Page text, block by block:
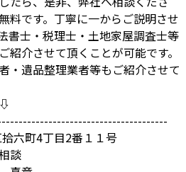
料です。丁寧に一からご説明させ
書士・税理士・土地家屋調査士等
紹介させて頂くことが可能です。
・遺品整理業者等もご紹介させて
六町4丁目2番１１号
談